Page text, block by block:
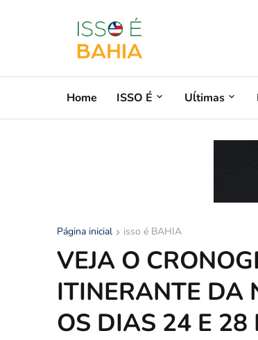
Home ISSO É Uĺtimas
Página inicial isso é BAHIA
VEJA O
ITINERANTE DA
OS DIAS 24 E 28